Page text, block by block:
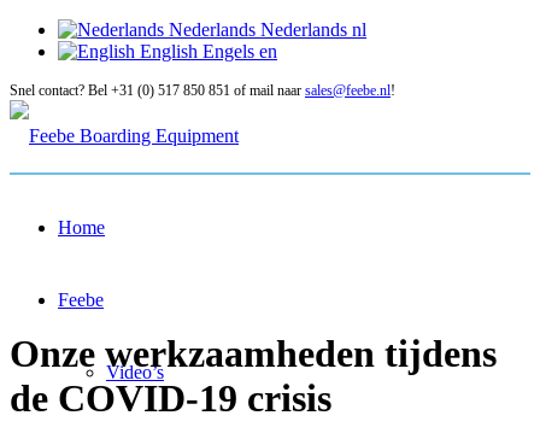
Nederlands Nederlands nl
English Engels en
Snel contact? Bel +31 (0) 517 850 851 of mail naar sales@feebe.nl!
Home
Feebe
Video’s
Onze werkzaamheden tijdens
de COVID-19 crisis